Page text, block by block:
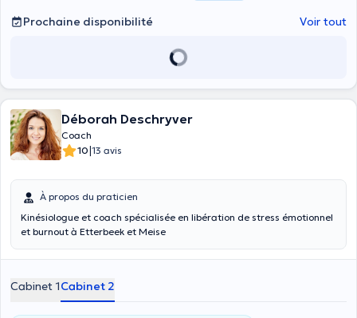
Prochaine disponibilité Voir tout
Déborah Deschryver
Coach
10|13 avis
À propos du praticien
Kinésiologue et coach spécialisée en libération de stress émotionnel
et burnout à Etterbeek et Meise
Cabinet 1Cabinet 2